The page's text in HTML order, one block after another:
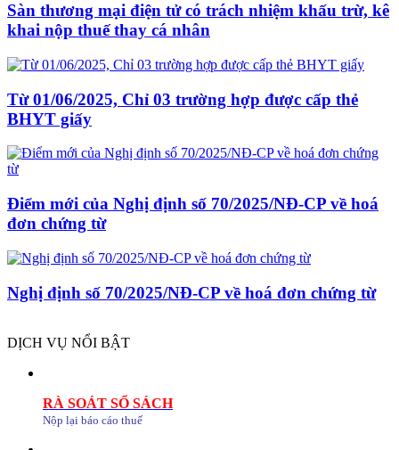
Sàn thương mại điện tử có trách nhiệm khấu trừ, kê
khai nộp thuế thay cá nhân
Từ 01/06/2025, Chỉ 03 trường hợp được cấp thẻ
BHYT giấy
Điểm mới của Nghị định số 70/2025/NĐ-CP về hoá
đơn chứng từ
Nghị định số 70/2025/NĐ-CP về hoá đơn chứng từ
DỊCH VỤ NỔI BẬT
RÀ SOÁT SỔ SÁCH
Nộp lại báo cáo thuế